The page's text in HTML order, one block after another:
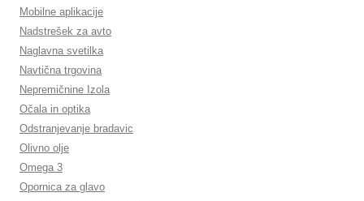
Mobilne aplikacije
Nadstrešek za avto
Naglavna svetilka
Navtična trgovina
Nepremičnine Izola
Očala in optika
Odstranjevanje bradavic
Olivno olje
Omega 3
Opornica za glavo